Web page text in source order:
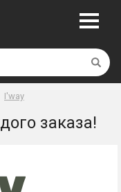
I'way
заказа!